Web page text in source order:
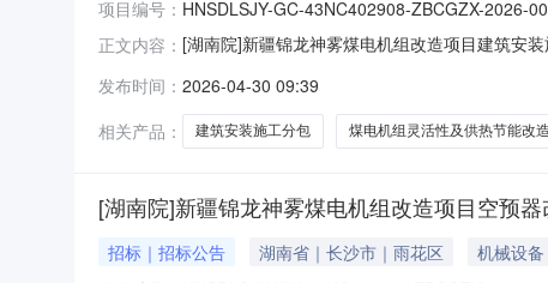
项目编号： HNSDLSJY-GC-43NC402908-ZBCGZX-2026-
正文内容： [湖南院]新疆锦龙神雾煤电机组改造项目建筑安
煤电机组灵活性及供热节能改造项目（二期）
发布时间： 2026-04-30 09:39
相关产品：
建筑安装施工分包 煤电机组灵活性及供热节能改造
[湖南院]新疆锦龙神雾煤电机组改造项目空预
招标｜招标公告 湖南省｜长沙市｜雨花区 机械设备